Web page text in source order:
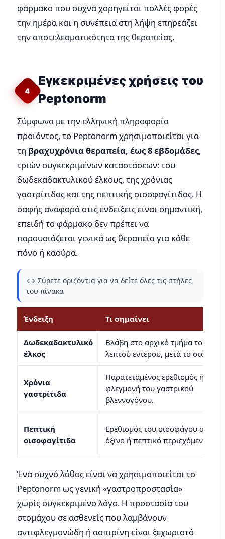
φάρμακο που συχνά χορηγείται πολλές φορές
την ημέρα και η συνέπεια στη λήψη επηρεάζει
την αποτελεσματικότητα της θεραπείας.
4
Εγκεκριμένες χρήσεις του
Peptonorm
Σύμφωνα με την ελληνική πληροφορία
προϊόντος, το Peptonorm χρησιμοποιείται για
τη βραχυχρόνια θεραπεία, έως 8 εβδομάδες,
τριών συγκεκριμένων καταστάσεων: του
δωδεκαδακτυλικού έλκους, της χρόνιας
γαστρίτιδας και της πεπτικής οισοφαγίτιδας. Η
σαφής αναφορά στις ενδείξεις είναι σημαντική,
επειδή το φάρμακο δεν πρέπει να
παρουσιάζεται γενικά ως θεραπεία για κάθε
πόνο ή καούρα.
↔️ Σύρετε οριζόντια για να δείτε όλες τις στήλες
του πίνακα
Ένδειξη Τι σημαίνει
Δωδεκαδακτυλικό
έλκος
Βλάβη στο αρχικό τμήμα του
λεπτού εντέρου, μετά το στομάχι.
Χρόνια
γαστρίτιδα
Παρατεταμένος ερεθισμός ή
φλεγμονή του γαστρικού
βλεννογόνου.
Πεπτική
οισοφαγίτιδα
Ερεθισμός του οισοφάγου από
όξινο ή πεπτικό περιεχόμενο.
Ένα συχνό λάθος είναι να χρησιμοποιείται το
Peptonorm ως γενική «γαστροπροστασία»
χωρίς συγκεκριμένο λόγο. Η προστασία του
στομάχου σε ασθενείς που λαμβάνουν
αντιφλεγμονώδη ή ασπιρίνη είναι ξεχωριστό